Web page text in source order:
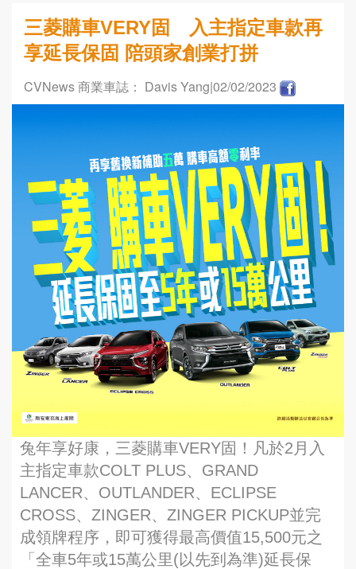
三菱購車VERY固 入主指定車款再
享延長保固 陪頭家創業打拼
CVNews 商業車誌： Davis Yang|02/02/2023
兔年享好康，三菱購車VERY固！凡於2月入
主指定車款COLT PLUS、GRAND
LANCER、OUTLANDER、ECLIPSE
CROSS、ZINGER、ZINGER PICKUP並完
成領牌程序，即可獲得最高價值15,500元之
「全車5年或15萬公里(以先到為準)延長保